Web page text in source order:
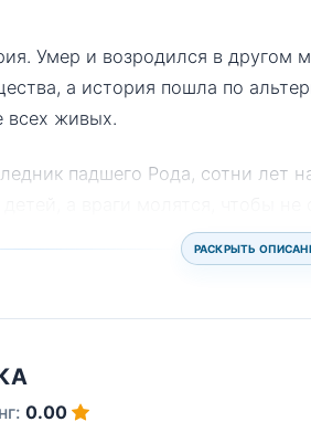
Умер и возродился в другом
а история пошла по
всех живых.
падшего Рода, сотни лет
РАСКРЫТЬ
0.00